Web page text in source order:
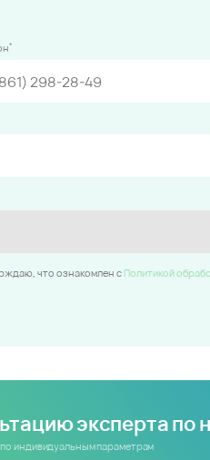
*
что ознакомлен c Политикой
эксперта по
индивидуальным параметрам